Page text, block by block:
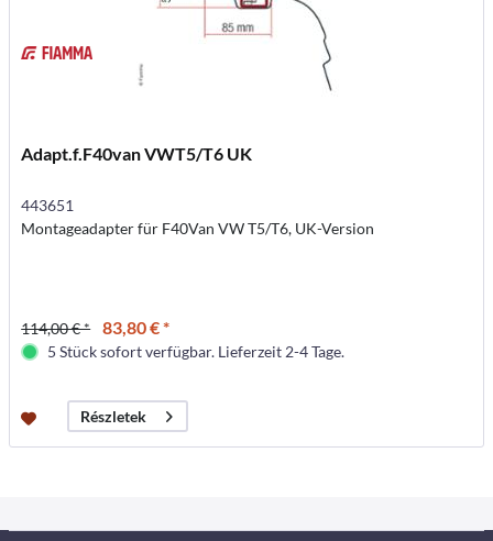
Adapt.f.F40van VWT5/T6 UK
443651
Montageadapter für F40Van VW T5/T6, UK-Version
114,00 € * 83,80 € *
5 Stück sofort verfügbar. Lieferzeit 2-4 Tage.
Részletek